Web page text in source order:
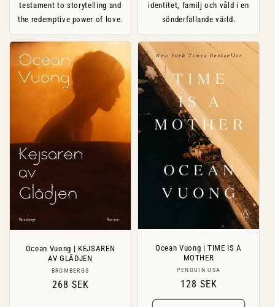
testament to storytelling and
the redemptive power of love.
identitet, familj och våld i en
sönderfallande värld.
Ocean Vuong | KEJSAREN
AV GLÄDJEN
Säljare:
BROMBERGS
Ordinarie
268 SEK
Ocean Vuong | TIME IS A
MOTHER
Säljare:
PENGUIN USA
Ordinarie
pris
128 SEK